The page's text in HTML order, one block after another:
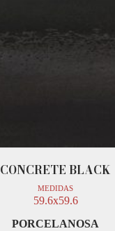
CONCRETE BLACK
MEDIDAS
59.6x59.6
PORCELANOSA